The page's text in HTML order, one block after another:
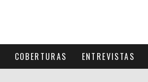
COBERTURAS ENTREVISTAS